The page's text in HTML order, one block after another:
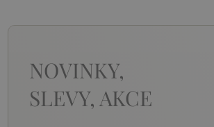
NOVINKY,
SLEVY, AKCE